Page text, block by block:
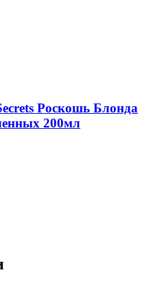
Роскошь Блонда
200мл